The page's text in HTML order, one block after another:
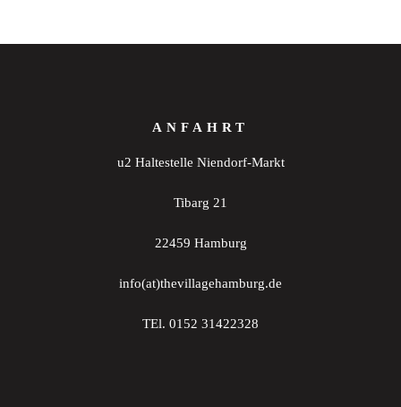
ANFAHRT
u2 Haltestelle Niendorf-Markt
Tibarg 21
22459 Hamburg
info(at)thevillagehamburg.de
TEl. 0152 31422328